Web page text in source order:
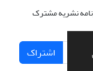
نشریه مشترک
اشتراک